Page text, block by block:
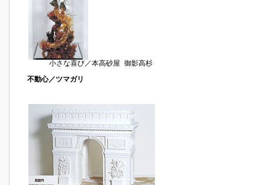
小さな喜び／本高砂屋 御影高杉
不動心／ツマガリ